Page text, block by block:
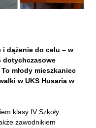
i dążenie do celu – w
dotychczasowe
młody mieszkaniec
w UKS Husaria w
klasy IV Szkoły
zawodnikiem